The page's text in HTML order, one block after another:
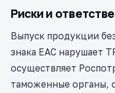
Риски и
Выпуск продукции
знака ЕАС нарушает
осуществляет
таможенные органы,